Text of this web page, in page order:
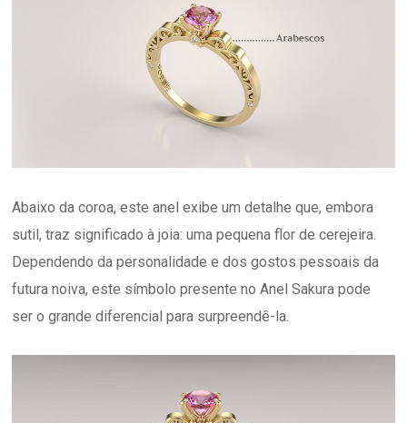
Abaixo da coroa, este anel exibe um detalhe que, embora
sutil, traz significado à joia: uma pequena flor de cerejeira.
Dependendo da personalidade e dos gostos pessoais da
futura noiva, este símbolo presente no Anel Sakura pode
ser o grande diferencial para surpreendê-la.